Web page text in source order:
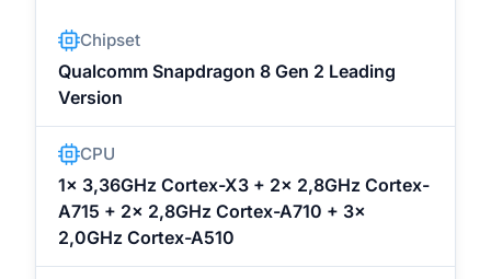
Chipset
Qualcomm Snapdragon 8 Gen 2 Leading
Version
CPU
1x 3,36GHz Cortex-X3 + 2x 2,8GHz Cortex-
A715 + 2x 2,8GHz Cortex-A710 + 3x
2,0GHz Cortex-A510